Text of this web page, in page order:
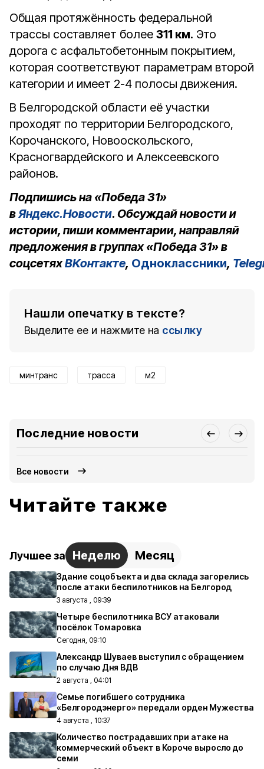
Общая протяжённость федеральной
трассы составляет более 311 км. Это
дорога с асфальтобетонным покрытием,
которая соответствуют параметрам второй
категории и имеет 2-4 полосы движения.
В Белгородской области её участки
проходят по территории Белгородского,
Корочанского, Новооскольского,
Красногвардейского и Алексеевского
районов.
Подпишись на «Победа 31»
вЯндекс.Новости. Обсуждай новости и
истории, пиши комментарии, направляй
предложения в группах «Победа 31» в
соцсетяхВКонтакте, Одноклассники,
Нашли опечатку в тексте?
Выделите ее и нажмите на ссылку
минтранс трасса м2
Последние новости
Все новости
Читайте также
Лучшее за Неделю Месяц
Здание соцобъекта и два склада загорелись
после атаки беспилотников на Белгород
3 августа , 09:39
Четыре беспилотника ВСУ атаковали
посёлок Томаровка
Сегодня, 09:10
Александр Шуваев выступил с обращением
по случаю Дня ВДВ
2 августа , 04:01
Семье погибшего сотрудника
«Белгородэнерго» передали орден Мужества
4 августа , 10:37
Количество пострадавших при атаке на
коммерческий объект в Короче выросло до
семи